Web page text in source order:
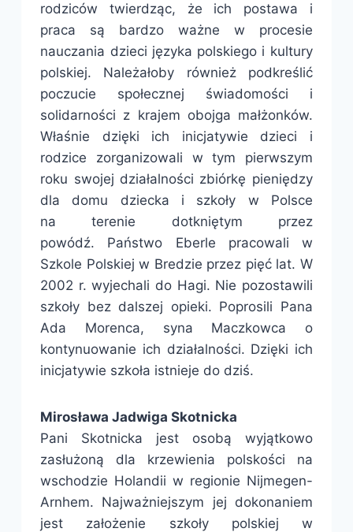
rodziców twierdząc, że ich postawa i
praca są bardzo ważne w procesie
nauczania dzieci języka polskiego i kultury
polskiej. Należałoby również podkreślić
poczucie społecznej świadomości i
solidarności z krajem obojga małżonków.
Właśnie dzięki ich inicjatywie dzieci i
rodzice zorganizowali w tym pierwszym
roku swojej działalności zbiórkę pieniędzy
dla domu dziecka i szkoły w Polsce
na terenie dotkniętym przez
powódź. Państwo Eberle pracowali w
Szkole Polskiej w Bredzie przez pięć lat. W
2002 r. wyjechali do Hagi. Nie pozostawili
szkoły bez dalszej opieki. Poprosili Pana
Ada Morenca, syna Maczkowca o
kontynuowanie ich działalności. Dzięki ich
inicjatywie szkoła istnieje do dziś.
Mirosława Jadwiga Skotnicka
Pani Skotnicka jest osobą wyjątkowo
zasłużoną dla krzewienia polskości na
wschodzie Holandii w regionie Nijmegen-
Arnhem. Najważniejszym jej dokonaniem
jest założenie szkoły polskiej w